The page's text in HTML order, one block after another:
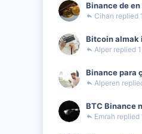
Binance de en
Cihan
Bitcoin almak
Alper
Binance para
Alperen
BTC Binance
Emrah